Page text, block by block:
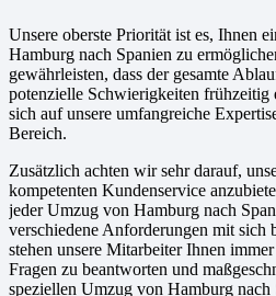
Unsere oberste Priorität ist es, Ihnen
Hamburg nach Spanien zu
gewährleisten, dass der gesamte
potenzielle Schwierigkeiten frühzeitig
sich auf unsere umfangreiche
Bereich.
Zusätzlich achten wir sehr darauf,
kompetenten Kundenservice
jeder Umzug von Hamburg nach
verschiedene Anforderungen mit sich
stehen unsere Mitarbeiter Ihnen
Fragen zu beantworten und
speziellen Umzug von Hamburg nach